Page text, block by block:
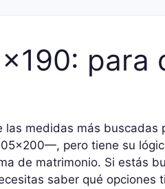
para
las medidas más
pero tiene su
de matrimonio. Si estás
saber qué